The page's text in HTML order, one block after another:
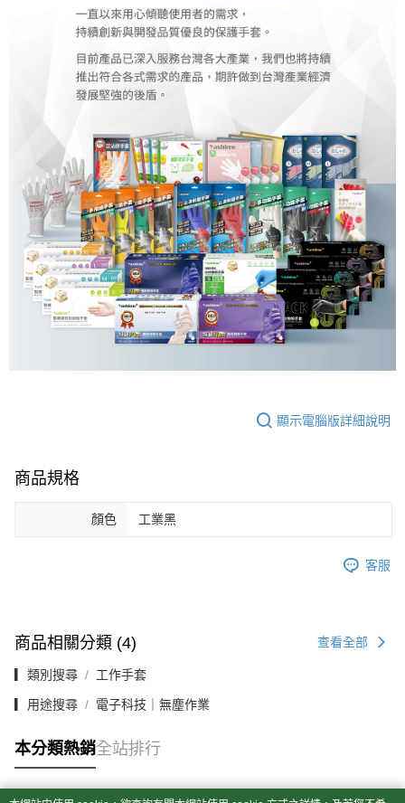
顯示電腦版詳細說明
商品規格
顏色 工業黑
客服
商品相關分類 (4) 查看全部
▎類別搜尋 工作手套
▎用途搜尋 電子科技｜無塵作業
本分類熱銷全站排行